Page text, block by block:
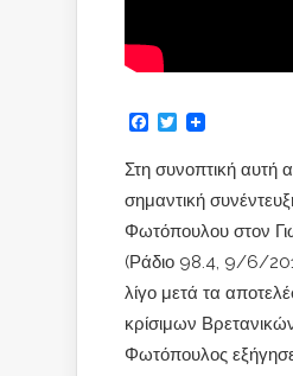
Facebook
Twitter
Στη συνοπτική αυτή
σημαντική
Φωτόπουλου στον
(Ράδιο 98.4, 9/6/
λίγο μετά τα
κρίσιμων
Φωτόπουλος εξήγησε